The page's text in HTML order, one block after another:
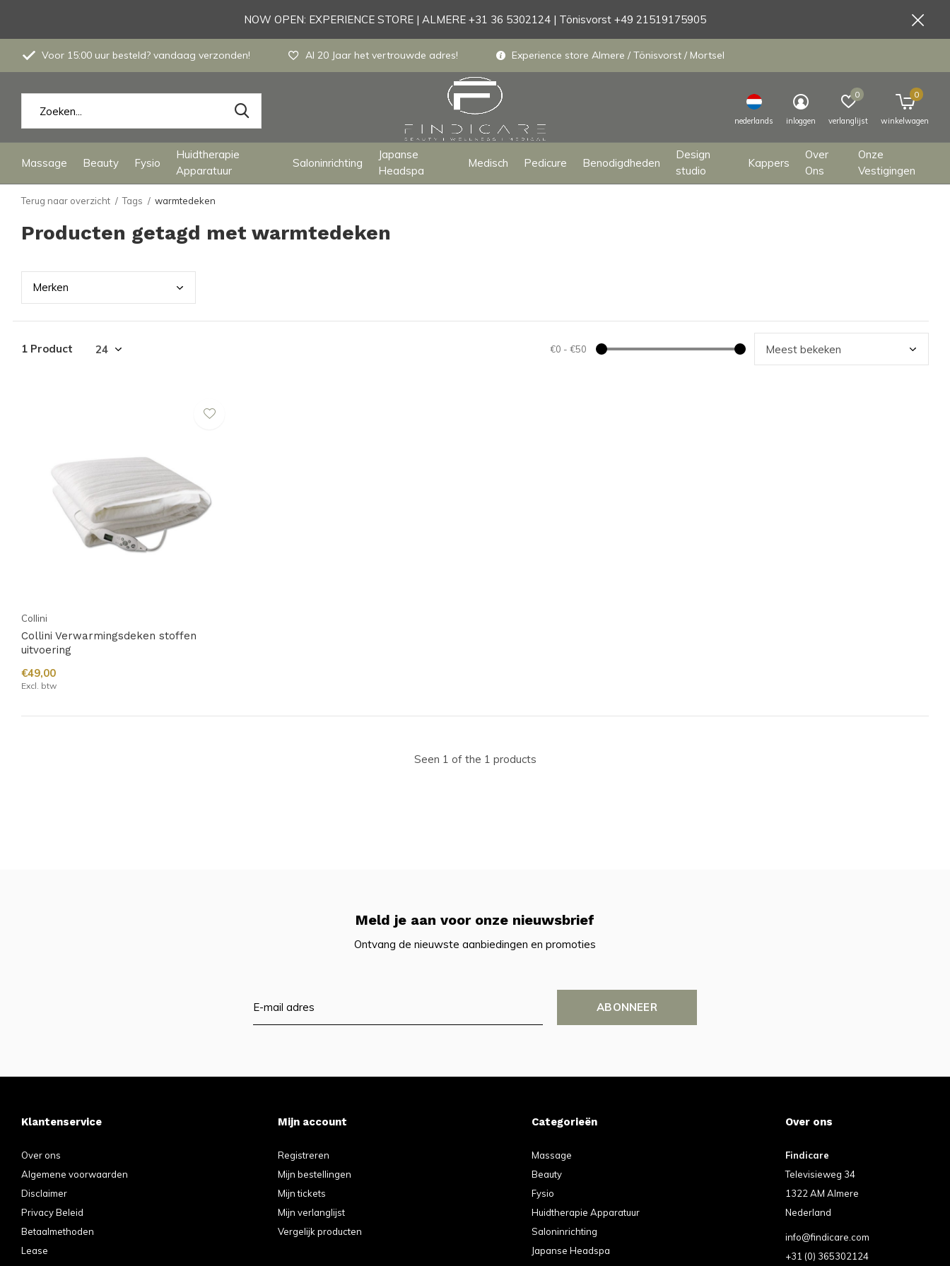
Massage Beauty Fysio
Huidtherapie
Apparatuur
Saloninrichting
Japanse
Headspa
Medisch Pedicure Benodigdheden
Design
studio
Kappers
Over
Ons
Onze
Vestigingen
nederlands inloggen verlanglijst
0
winkelwagen
0
Voor 15:00 uur besteld? vandaag verzonden! Al 20 Jaar het vertrouwde adres! Experience store Almere / Tönisvorst / Mortsel
NOW OPEN: EXPERIENCE STORE | ALMERE +31 36 5302124 | Tönisvorst +49 21519175905
Terug naar overzicht Tags warmtedeken
Producten getagd met warmtedeken
Merken
1 Product €0 - €50
Collini
Collini Verwarmingsdeken stoffen
uitvoering
€49,00
Excl. btw
Seen 1 of the 1 products
Meld je aan voor onze nieuwsbrief
Ontvang de nieuwste aanbiedingen en promoties
ABONNEER
Klantenservice
Over ons
Algemene voorwaarden
Disclaimer
Privacy Beleid
Betaalmethoden
Lease
Mijn account
Registreren
Mijn bestellingen
Mijn tickets
Mijn verlanglijst
Vergelijk producten
Categorieën
Massage
Beauty
Fysio
Huidtherapie Apparatuur
Saloninrichting
Japanse Headspa
Over ons
Findicare
Televisieweg 34
1322 AM Almere
Nederland
info@findicare.com
+31 (0) 365302124